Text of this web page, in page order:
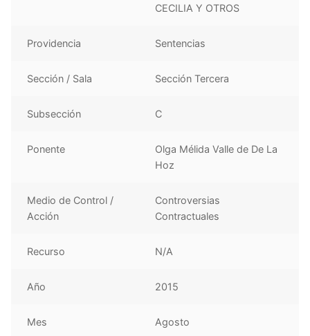
CECILIA Y OTROS
Providencia Sentencias
Sección / Sala Sección Tercera
Subsección C
Ponente
Olga Mélida Valle de De La
Hoz
Medio de Control /
Acción
Controversias
Contractuales
Recurso N/A
Año 2015
Mes Agosto